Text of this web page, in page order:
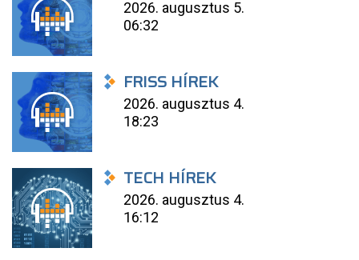
2026. augusztus 5.
06:32
FRISS HÍREK
2026. augusztus 4.
18:23
TECH HÍREK
2026. augusztus 4.
16:12